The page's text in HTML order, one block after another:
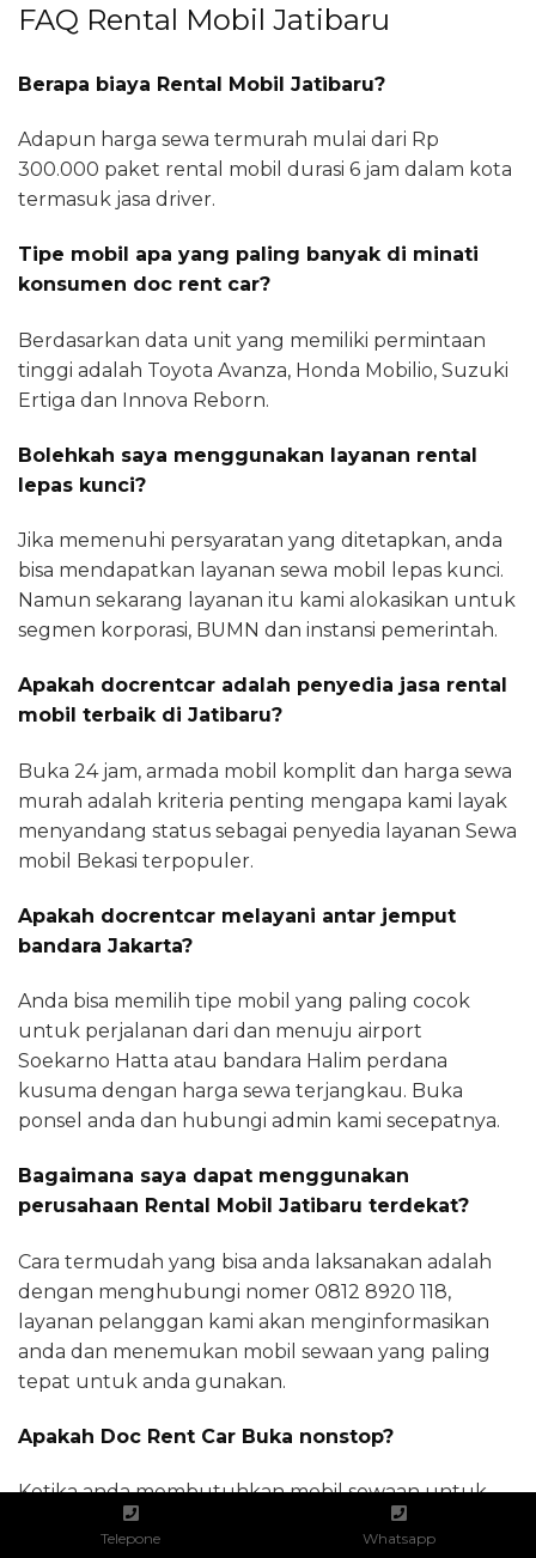
FAQ Rental Mobil Jatibaru
Berapa biaya Rental Mobil Jatibaru?
Adapun harga sewa termurah mulai dari Rp
300.000 paket rental mobil durasi 6 jam dalam kota
termasuk jasa driver.
Tipe mobil apa yang paling banyak di minati
konsumen doc rent car?
Berdasarkan data unit yang memiliki permintaan
tinggi adalah Toyota Avanza, Honda Mobilio, Suzuki
Ertiga dan Innova Reborn.
Bolehkah saya menggunakan layanan rental
lepas kunci?
Jika memenuhi persyaratan yang ditetapkan, anda
bisa mendapatkan layanan sewa mobil lepas kunci.
Namun sekarang layanan itu kami alokasikan untuk
segmen korporasi, BUMN dan instansi pemerintah.
Apakah docrentcar adalah penyedia jasa rental
mobil terbaik di Jatibaru?
Buka 24 jam, armada mobil komplit dan harga sewa
murah adalah kriteria penting mengapa kami layak
menyandang status sebagai penyedia layanan Sewa
mobil Bekasi terpopuler.
Apakah docrentcar melayani antar jemput
bandara Jakarta?
Anda bisa memilih tipe mobil yang paling cocok
untuk perjalanan dari dan menuju airport
Soekarno Hatta atau bandara Halim perdana
kusuma dengan harga sewa terjangkau. Buka
ponsel anda dan hubungi admin kami secepatnya.
Bagaimana saya dapat menggunakan
perusahaan Rental Mobil Jatibaru terdekat?
Cara termudah yang bisa anda laksanakan adalah
dengan menghubungi nomer 0812 8920 118,
layanan pelanggan kami akan menginformasikan
anda dan menemukan mobil sewaan yang paling
tepat untuk anda gunakan.
Apakah Doc Rent Car Buka nonstop?
Ketika anda membutuhkan mobil sewaan untuk
urusan genting, jangan sungkan melakukan
kontak dengan admin docrentcars.com yang online
Telepone Whatsapp